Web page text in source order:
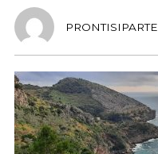
PRONTISIPARTE